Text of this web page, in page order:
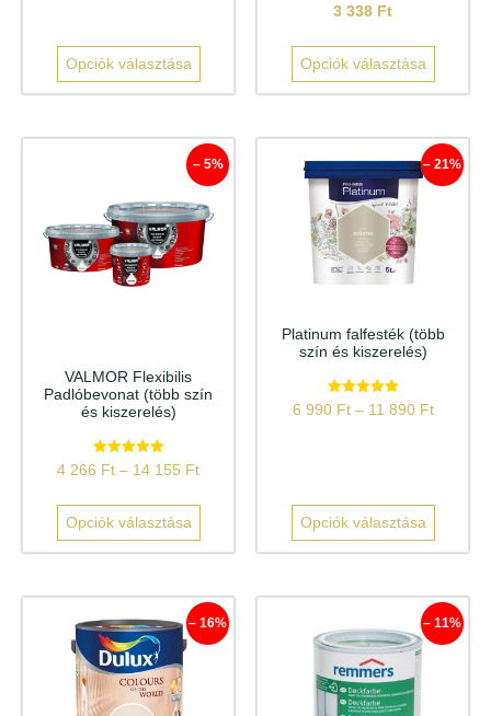
Opciók választása
3 338 Ft
Opciók választása
– 5%
VALMOR Flexibilis
Padlóbevonat (több szín
és kiszerelés)
Értékelés:
5.00
4 266 Ft – 14 155 Ft
Opciók választása
– 21%
Platinum falfesték (több
szín és kiszerelés)
Értékelés:
5.00
6 990 Ft – 11 890 Ft
Opciók választása
– 16% – 11%